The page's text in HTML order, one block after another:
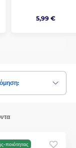
5,99 €
ποιότητας